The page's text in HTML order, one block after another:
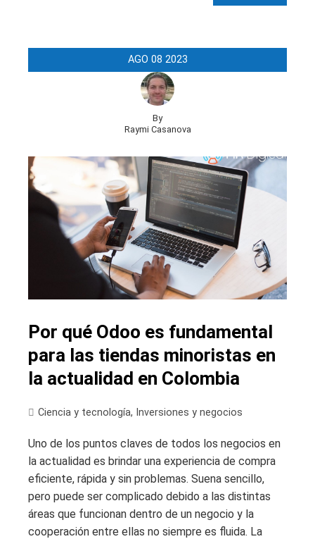
AGO 08 2023
By
Raymi Casanova
Por qué Odoo es fundamental
para las tiendas minoristas en
la actualidad en Colombia
Ciencia y tecnología, Inversiones y negocios
Uno de los puntos claves de todos los negocios en
la actualidad es brindar una experiencia de compra
eficiente, rápida y sin problemas. Suena sencillo,
pero puede ser complicado debido a las distintas
áreas que funcionan dentro de un negocio y la
cooperación entre ellas no siempre es fluida. La